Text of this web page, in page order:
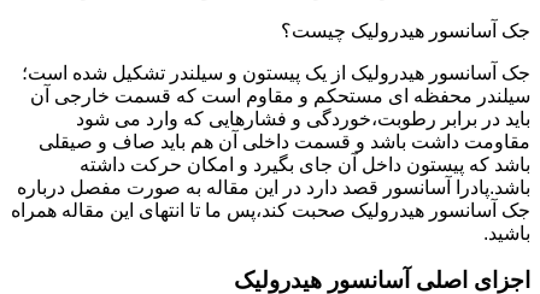
جک آسانسور هیدرولیک چیست؟
جک آسانسور هیدرولیک از یک پیستون و سیلندر تشکیل شده است؛
سیلندر محفظه ای مستحکم و مقاوم است که قسمت خارجی آن
باید در برابر رطوبت،خوردگی و فشارهایی که وارد می شود
مقاومت داشت باشد و قسمت داخلی آن هم باید صاف و صیقلی
باشد که پیستون داخل آن جای بگیرد و امکان حرکت داشته
باشد.پادرا آسانسور قصد دارد در این مقاله به صورت مفصل درباره
جک آسانسور هیدرولیک صحبت کند،پس ما تا انتهای این مقاله همراه
باشید.
اجزای اصلی آسانسور هیدرولیک